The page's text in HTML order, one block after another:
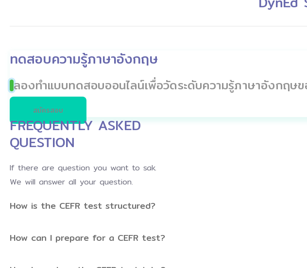
ทดสอบความรู้ภาษาอังกฤษ
ลองทำแบบทดสอบออนไลน์เพื่อวัดระดับความรู้ภาษาอังกฤษ
สมัครสอบ
FREQUENTLY ASKED
QUESTION
If there are question you want to sak.
We will answer all your question.
How is the CEFR test structured?
How can I prepare for a CEFR test?